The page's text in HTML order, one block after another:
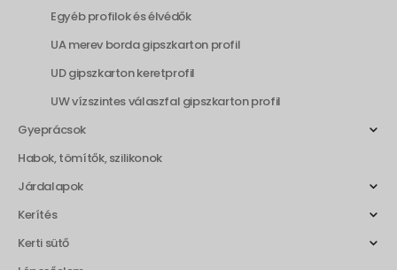
Egyéb profilok és élvédők
UA merev borda gipszkarton profil
UD gipszkarton keretprofil
UW vízszintes válaszfal gipszkarton profil
Gyeprácsok
Habok, tömítők, szilikonok
Járdalapok
Kerítés
Kerti sütő